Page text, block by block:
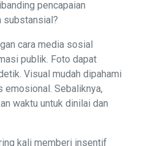
pencapaian
substansial?
cara media sosial
publik. Foto dapat
Visual mudah dipahami
emosional. Sebaliknya,
waktu untuk dinilai dan
kali memberi insentif